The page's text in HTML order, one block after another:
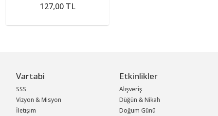
127,00 TL
Vartabi
SSS
Vizyon & Misyon
İletişim
Etkinlikler
Alışveriş
Düğün & Nikah
Doğum Günü